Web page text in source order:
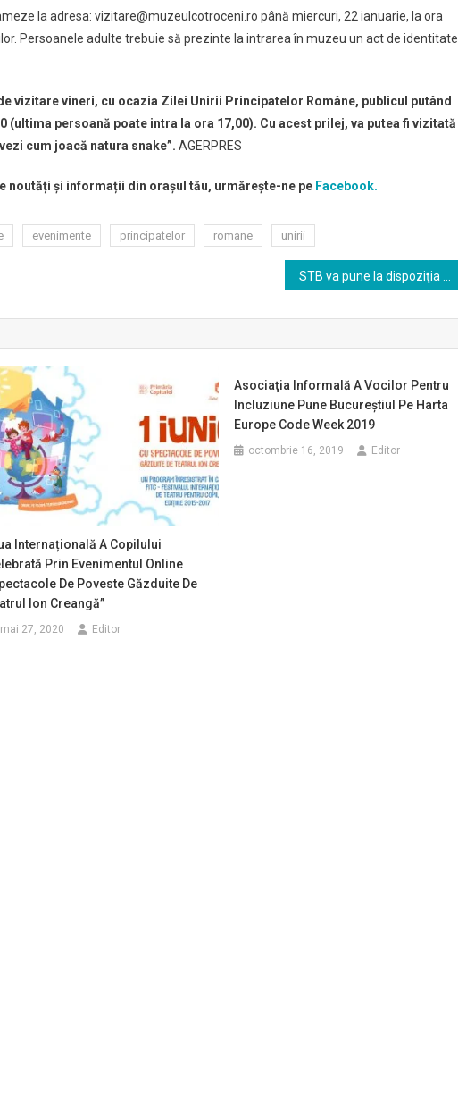
la adresa: vizitare@muzeulcotroceni.ro până miercuri, 22 ianuarie, la ora
Persoanele adulte trebuie să prezinte la intrarea în muzeu un act de identitate
vizitare vineri, cu ocazia Zilei Unirii Principatelor Române, publicul putând
persoană poate intra la ora 17,00). Cu acest prilej, va putea fi vizitată
cum joacă natura snake”. AGERPRES
noutăți și informații din orașul tău, urmărește-ne pe Facebook.
evenimente principatelor romane unirii
Internațională A Copilului
Prin Evenimentul Online
De Poveste Găzduite De
Ion Creangă”
mai 27, 2020 Editor
Asociaţia Informală A Vocilor Pentru
Incluziune Pune Bucureştiul Pe Harta
Europe Code Week 2019
octombrie 16, 2019 Editor